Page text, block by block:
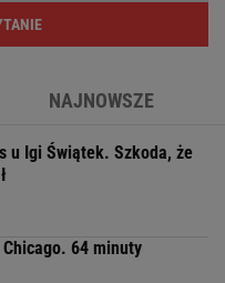
NAJNOWSZE
u Igi Świątek. Szkoda, że
64 minuty